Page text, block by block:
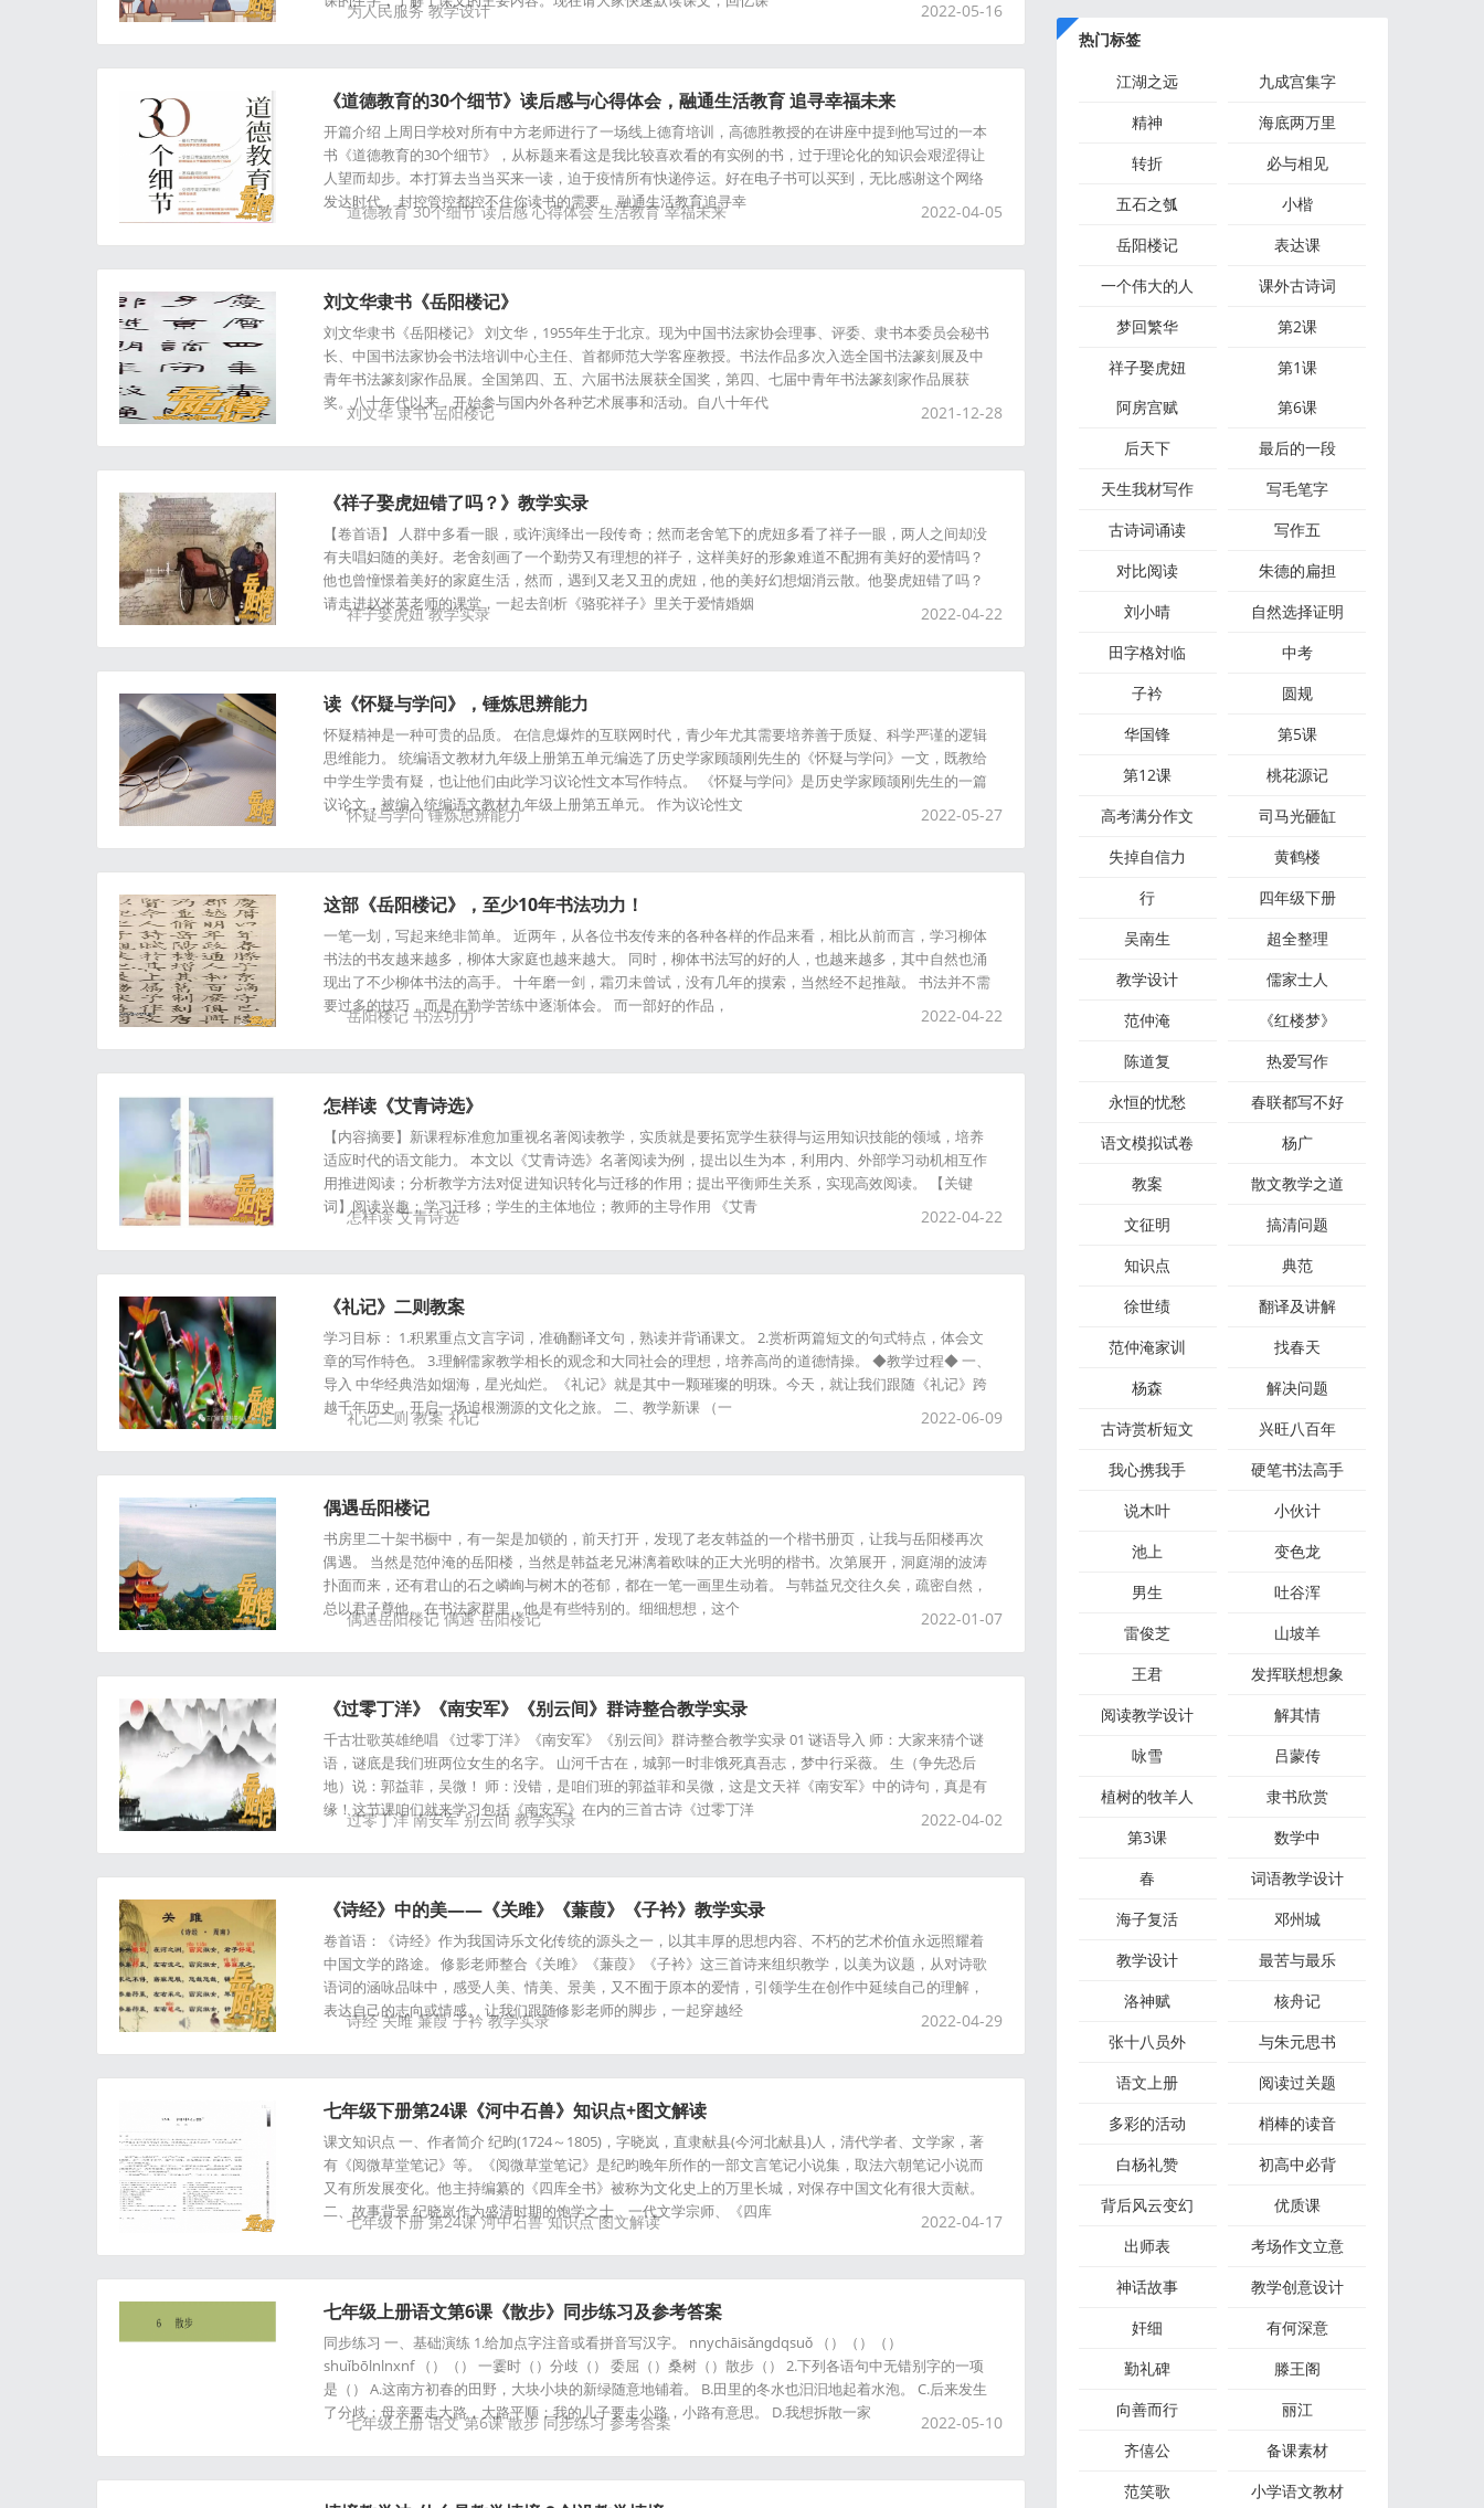
为人民服务 教学设计 2022-05-16
《道德教育的30个细节》读后感与心得体会，融通生活教育 追寻幸福未来
开篇介绍 上周日学校对所有中方老师进行了一场线上德育培训，高德胜教授的在讲座中提到他写过的一本
书《道德教育的30个细节》，从标题来看这是我比较喜欢看的有实例的书，过于理论化的知识会艰涩得让
人望而却步。本打算去当当买来一读，迫于疫情所有快递停运。好在电子书可以买到，无比感谢这个网络
发达时代， 封控管控都控不住你读书的需要。 融通生活教育追寻幸
道德教育 30个细节 读后感 心得体会 生活教育 幸福未来 2022-04-05
刘文华隶书《岳阳楼记》
刘文华隶书《岳阳楼记》 刘文华，1955年生于北京。现为中国书法家协会理事、评委、隶书本委员会秘书
长、中国书法家协会书法培训中心主任、首都师范大学客座教授。书法作品多次入选全国书法篆刻展及中
青年书法篆刻家作品展。全国第四、五、六届书法展获全国奖，第四、七届中青年书法篆刻家作品展获
奖。八十年代以来，开始参与国内外各种艺术展事和活动。自八十年代
刘文华 隶书 岳阳楼记 2021-12-28
《祥子娶虎妞错了吗？》教学实录
【卷首语】 人群中多看一眼，或许演绎出一段传奇；然而老舍笔下的虎妞多看了祥子一眼，两人之间却没
有夫唱妇随的美好。老舍刻画了一个勤劳又有理想的祥子，这样美好的形象难道不配拥有美好的爱情吗？
他也曾憧憬着美好的家庭生活，然而，遇到又老又丑的虎妞，他的美好幻想烟消云散。他娶虎妞错了吗？
请走进赵米英老师的课堂，一起去剖析《骆驼祥子》里关于爱情婚姻
祥子娶虎妞 教学实录 2022-04-22
读《怀疑与学问》，锤炼思辨能力
怀疑精神是一种可贵的品质。 在信息爆炸的互联网时代，青少年尤其需要培养善于质疑、科学严谨的逻辑
思维能力。 统编语文教材九年级上册第五单元编选了历史学家顾颉刚先生的《怀疑与学问》一文，既教给
中学生学贵有疑，也让他们由此学习议论性文本写作特点。 《怀疑与学问》是历史学家顾颉刚先生的一篇
议论文，被编入统编语文教材九年级上册第五单元。 作为议论性文
怀疑与学问 锤炼思辨能力 2022-05-27
这部《岳阳楼记》，至少10年书法功力！
一笔一划，写起来绝非简单。 近两年，从各位书友传来的各种各样的作品来看，相比从前而言，学习柳体
书法的书友越来越多，柳体大家庭也越来越大。 同时，柳体书法写的好的人，也越来越多，其中自然也涌
现出了不少柳体书法的高手。 十年磨一剑，霜刃未曾试，没有几年的摸索，当然经不起推敲。 书法并不需
要过多的技巧，而是在勤学苦练中逐渐体会。 而一部好的作品，
岳阳楼记 书法功力 2022-04-22
怎样读《艾青诗选》
【内容摘要】新课程标准愈加重视名著阅读教学，实质就是要拓宽学生获得与运用知识技能的领域，培养
适应时代的语文能力。 本文以《艾青诗选》名著阅读为例，提出以生为本，利用内、外部学习动机相互作
用推进阅读；分析教学方法对促进知识转化与迁移的作用；提出平衡师生关系，实现高效阅读。 【关键
词】阅读兴趣；学习迁移；学生的主体地位；教师的主导作用 《艾青
怎样读 艾青诗选 2022-04-22
《礼记》二则教案
学习目标： 1.积累重点文言字词，准确翻译文句，熟读并背诵课文。 2.赏析两篇短文的句式特点，体会文
章的写作特色。 3.理解儒家教学相长的观念和大同社会的理想，培养高尚的道德情操。 ◆教学过程◆ 一、
导入 中华经典浩如烟海，星光灿烂。《礼记》就是其中一颗璀璨的明珠。今天，就让我们跟随《礼记》跨
越千年历史，开启一场追根溯源的文化之旅。 二、教学新课 （一
礼记二则 教案 礼记 2022-06-09
偶遇岳阳楼记
书房里二十架书橱中，有一架是加锁的，前天打开，发现了老友韩益的一个楷书册页，让我与岳阳楼再次
偶遇。 当然是范仲淹的岳阳楼，当然是韩益老兄淋漓着欧味的正大光明的楷书。次第展开，洞庭湖的波涛
扑面而来，还有君山的石之嶙峋与树木的苍郁，都在一笔一画里生动着。 与韩益兄交往久矣，疏密自然，
总以君子尊他。在书法家群里，他是有些特别的。细细想想，这个
偶遇岳阳楼记 偶遇 岳阳楼记 2022-01-07
《过零丁洋》《南安军》《别云间》群诗整合教学实录
千古壮歌英雄绝唱 《过零丁洋》《南安军》《别云间》群诗整合教学实录 01 谜语导入 师：大家来猜个谜
语，谜底是我们班两位女生的名字。 山河千古在，城郭一时非饿死真吾志，梦中行采薇。 生（争先恐后
地）说：郭益菲，吴微！ 师：没错，是咱们班的郭益菲和吴微，这是文天祥《南安军》中的诗句，真是有
缘！这节课咱们就来学习包括《南安军》在内的三首古诗《过零丁洋
过零丁洋 南安军 别云间 教学实录 2022-04-02
《诗经》中的美——《关雎》《蒹葭》《子衿》教学实录
卷首语：《诗经》作为我国诗乐文化传统的源头之一，以其丰厚的思想内容、不朽的艺术价值永远照耀着
中国文学的路途。 修影老师整合《关雎》《蒹葭》《子衿》这三首诗来组织教学，以美为议题，从对诗歌
语词的涵咏品味中，感受人美、情美、景美，又不囿于原本的爱情，引领学生在创作中延续自己的理解，
表达自己的志向或情感。 让我们跟随修影老师的脚步，一起穿越经
诗经 关雎 蒹葭 子衿 教学实录 2022-04-29
七年级下册第24课《河中石兽》知识点+图文解读
课文知识点 一、作者简介 纪昀(1724～1805)，字晓岚，直隶献县(今河北献县)人，清代学者、文学家，著
有《阅微草堂笔记》等。《阅微草堂笔记》是纪昀晚年所作的一部文言笔记小说集，取法六朝笔记小说而
又有所发展变化。他主持编纂的《四库全书》被称为文化史上的万里长城，对保存中国文化有很大贡献。
二、故事背景 纪晓岚作为盛清时期的饱学之士、一代文学宗师、《四库
七年级下册 第24课 河中石兽 知识点 图文解读 2022-04-17
七年级上册语文第6课《散步》同步练习及参考答案
同步练习 一、基础演练 1.给加点字注音或看拼音写汉字。 nnychāisǎnɡdqsuǒ （）（）（）
shuǐbōlnlnxnf （）（） 一霎时（）分歧（） 委屈（）桑树（）散步（） 2.下列各语句中无错别字的一项
是（） A.这南方初春的田野，大块小块的新绿随意地铺着。 B.田里的冬水也汩汩地起着水泡。 C.后来发生
了分歧：母亲要走大路，大路平顺；我的儿子要走小路，小路有意思。 D.我想拆散一家
七年级上册 语文 第6课 散步 同步练习 参考答案 2022-05-10
热门标签
江湖之远
九成宫集字
精神
海底两万里
转折
必与相见
五石之瓠
小楷
岳阳楼记​
表达课
一个伟大的人
课外古诗词
梦回繁华
第2课
祥子娶虎妞
第1课
阿房宫赋
第6课
后天下
最后的一段
天生我材写作
写毛笔字
古诗词诵读
写作五
对比阅读
朱德的扁担
刘小晴
自然选择证明
田字格対临
中考
子衿
圆规
华国锋
第5课
第12课
桃花源记
高考满分作文
司马光砸缸
失掉自信力
黄鹤楼
行
四年级下册
吴南生
超全整理
教学​设计
儒家士人
范仲淹
《红楼梦》
陈道复
热爱写作
永恒的忧愁
春联都写不好
语文模拟试卷
杨广
教案
散文教学之道
文征明
搞清问题
知识点
典范
徐世绩
翻译及讲解
范仲淹家训
找春天
杨森
解决问题
古诗赏析短文
兴旺八百年
我心携我手
硬笔书法高手
说木叶
小伙计
池上
变色龙
男生
吐谷浑
雷俊芝
山坡羊
王君
发挥联想想象
阅读教学设计
解其情
咏雪
吕蒙传
植树的牧羊人
隶书欣赏
第3课
数学中
春
词语教学设计
海子复活
邓州城
教学设计
最苦与最乐
洛神赋
核舟记
张十八员外
与朱元思书
语文上册
阅读过关题
多彩的活动
梢棒的读音
白杨礼赞
初高中必背
背后风云变幻
优质课
出师表
考场作文立意
神话故事
教学创意设计
奸细
有何深意
勤礼碑
滕王阁
向善而行
丽江
齐僖公
备课素材
范笑歌
小学语文教材